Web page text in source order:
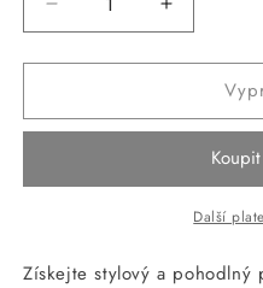
množství
produktu
Postroj
L
Zvýšit
množství
produktu
ANNAM
Postroj
zviřata
L
Další
Získejte stylový a pohodlný